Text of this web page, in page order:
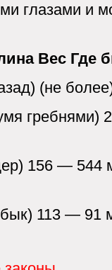
глазами и
Вес Где
(не
гребнями)
156 — 544
113 — 91